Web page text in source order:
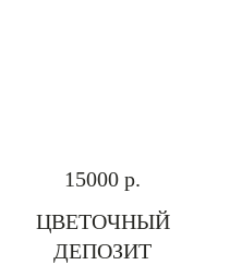
15000 р.
ЦВЕТОЧНЫЙ
ДЕПОЗИТ